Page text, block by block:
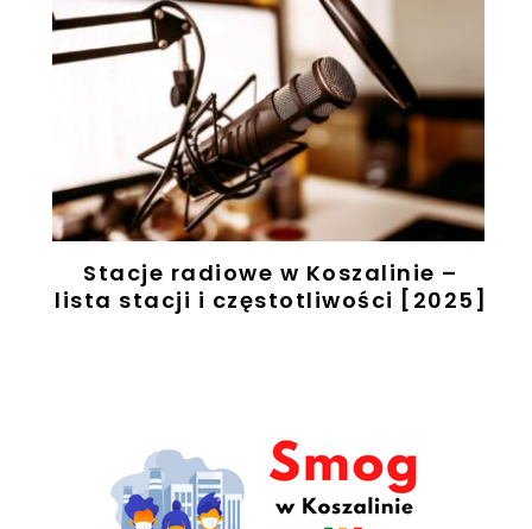
Stacje radiowe w Koszalinie –
lista stacji i częstotliwości [2025]